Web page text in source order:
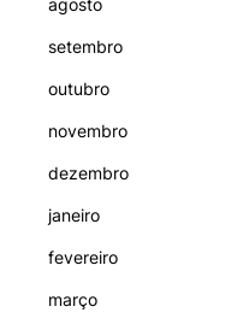
agosto
setembro
outubro
novembro
dezembro
janeiro
fevereiro
março